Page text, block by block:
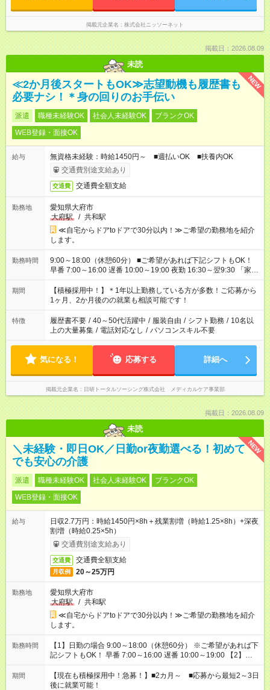
掲載元企業名 株式会社ニッソーネット
掲載日：2026.08.09
未読
NEW
≪2か月後スタートもOK≫志望動機も履歴書も
必要ナシ！＊身の回りのお手伝い
派遣 職種未経験OK 社会人未経験OK
ブランクOK
WEB登録・面接OK
給与
無資格未経験：時給1450円～ ■週払いOK ■扶養内OK
交通費別途支給あり
交通費 交通費全額支給
勤務地
愛知県大府市
大府駅
/ 共和駅
≪自宅からドアtoドアで30分以内！≫ご希望の勤務地を紹介
します。
勤務時間
9:00～18:00（休憩60分） ■ご希望があれば下記シフトもOK！
早番 7:00～16:00 遅番 10:00～19:00 夜勤 16:30～翌9:30 「家族
と休みを合わせたい」 「余裕を持って夕飯の準備がしたい」
「できれば残業はしたくない」 など、ご希望を教えてください
ね。 ※Wワーク希望の方へ 今ご覧のお仕事で希望する勤務時間
と、もう1つのお仕事の勤務時間が 合計で週40時間を超える場
合は応募できません。
期間
【積極採用中！】＊1年以上勤務している方が多数！ご応募から
1ヶ月、2か月後のの就業も相談可能です！
特徴 履歴書不要 / 40～50代活躍中 / 服装自由 / シフト勤務 / 10名以
上の大量募集 / 電話対応なし / パソコンスキル不要
気になる！ 応募する 詳細へ
掲載元企業名 日研トータルソーシング株式会社 メディカルケア事業部
掲載日：2026.08.09
未読
NEW
＼未経験・即日OK／日勤or夜勤選べる！初めて
でも安心の介護
派遣 職種未経験OK 社会人未経験OK
ブランクOK
WEB登録・面接OK
給与
日収2.7万円：時給1450円×8h＋残業割増（時給1.25×8h）+深夜
割増（時給0.25×5h）
交通費別途支給あり
交通費 交通費全額支給
月収例 20～25万円
勤務地
愛知県大府市
大府駅
/ 共和駅
≪自宅からドアtoドアで30分以内！≫ご希望の勤務地を紹介
します。
勤務時間
【1】日勤の場合 9:00～18:00（休憩60分） ※ご希望があれば下
記シフトもOK！ 早番 7:00～16:00 遅番 10:00～19:00 【2】夜
勤の場合 16:30～翌9:30 16:30～翌10:30など ※Wワーク希望の
方へ 今ご覧のお仕事で希望する勤務時間と、もう1つのお仕事の
勤務時間。 合計で週40時間を超える場合は応募できません。
期間
【現在も積極採用中！急募！】■2カ月～ ■応募から最短2～3日
後に就業可能！